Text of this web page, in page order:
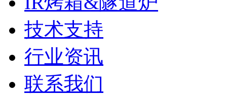
技术支持
行业资讯
联系我们